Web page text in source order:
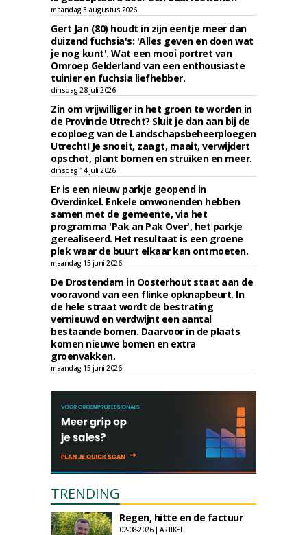
maandag 3 augustus 2026
Gert Jan (80) houdt in zijn eentje meer dan
duizend fuchsia's: 'Alles geven en doen wat
je nog kunt'. Wat een mooi portret van
Omroep Gelderland van een enthousiaste
tuinier en fuchsia liefhebber.
dinsdag 28 juli 2026
Zin om vrijwilliger in het groen te worden in
de Provincie Utrecht? Sluit je dan aan bij de
ecoploeg van de Landschapsbeheerploegen
Utrecht! Je snoeit, zaagt, maait, verwijdert
opschot, plant bomen en struiken en meer.
dinsdag 14 juli 2026
Er is een nieuw parkje geopend in
Overdinkel. Enkele omwonenden hebben
samen met de gemeente, via het
programma 'Pak an Pak Over', het parkje
gerealiseerd. Het resultaat is een groene
plek waar de buurt elkaar kan ontmoeten.
maandag 15 juni 2026
De Drostendam in Oosterhout staat aan de
vooravond van een flinke opknapbeurt. In
de hele straat wordt de bestrating
vernieuwd en verdwijnt een aantal
bestaande bomen. Daarvoor in de plaats
komen nieuwe bomen en extra
groenvakken.
maandag 15 juni 2026
TRENDING
Regen, hitte en de factuur
02-08-2026 | ARTIKEL